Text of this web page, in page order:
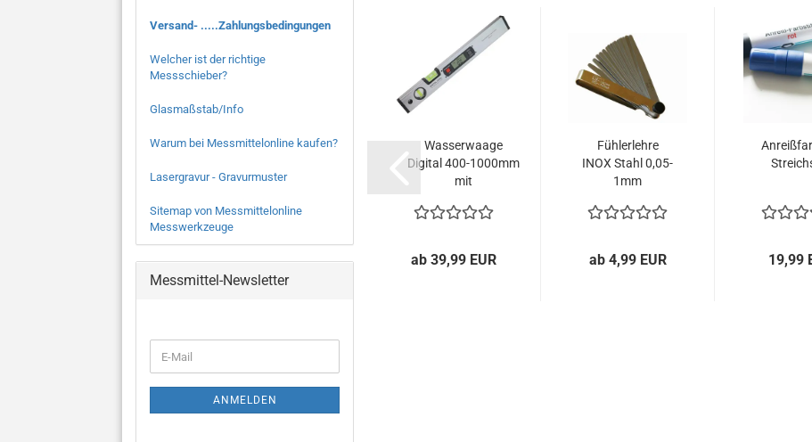
Wasserwaage
Digital 400-1000mm
mit
ab 39,99 EUR
Fühlerlehre
INOX Stahl 0,05-
1mm
ab 4,99 EUR 19,99
Versand- .....Zahlungsbedingungen
Welcher ist der richtige
Messschieber?
Glasmaßstab/Info
Warum bei Messmittelonline kaufen?
Lasergravur - Gravurmuster
Sitemap von Messmittelonline
Messwerkzeuge
Messmittel-Newsletter
ZUR
ANMELDUNG
E-
Mail
ANMELDEN